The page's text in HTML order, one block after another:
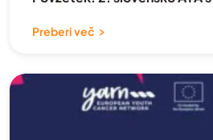
Svojci
Vračanje na delo
Vse bolezni
Preberi več